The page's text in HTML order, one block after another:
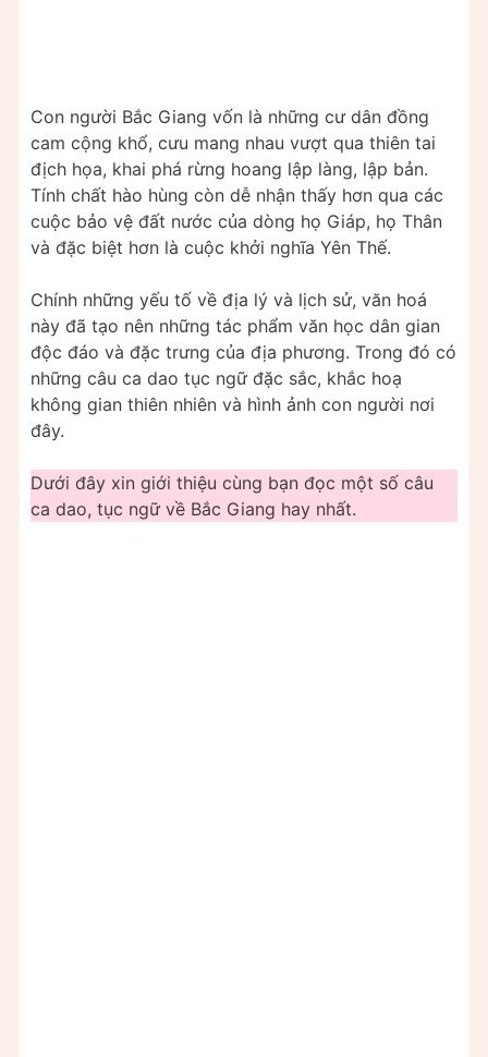
Con người Bắc Giang vốn là những cư dân đồng
cam cộng khổ, cưu mang nhau vượt qua thiên tai
địch họa, khai phá rừng hoang lập làng, lập bản.
Tính chất hào hùng còn dễ nhận thấy hơn qua các
cuộc bảo vệ đất nước của dòng họ Giáp, họ Thân
và đặc biệt hơn là cuộc khởi nghĩa Yên Thế.
Chính những yếu tố về địa lý và lịch sử, văn hoá
này đã tạo nên những tác phẩm văn học dân gian
độc đáo và đặc trưng của địa phương. Trong đó có
những câu ca dao tục ngữ đặc sắc, khắc hoạ
không gian thiên nhiên và hình ảnh con người nơi
đây.
Dưới đây xin giới thiệu cùng bạn đọc một số câu
ca dao, tục ngữ về Bắc Giang hay nhất.